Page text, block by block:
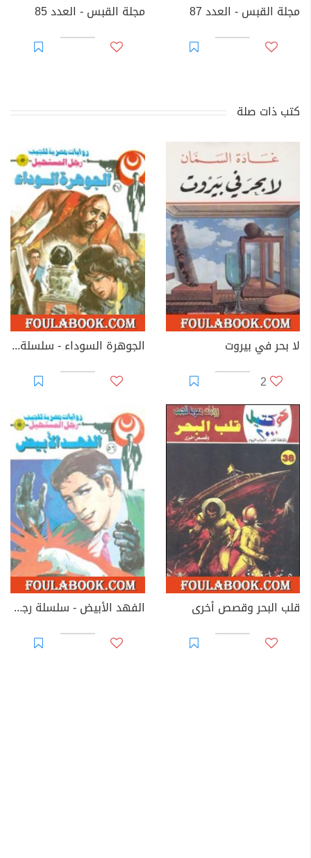
مجلة القبس - العدد 87 مجلة القبس - العدد 85
كتب ذات صلة
لا بحر في بيروت
2
الجوهرة السوداء - سلسلة رجل المستحيل
قلب البحر وقصص أخرى الفهد الأبيض - سلسلة رجل المستحيل